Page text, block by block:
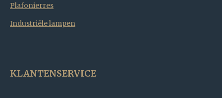
Plafonierres
Industriële lampen
KLANTENSERVICE